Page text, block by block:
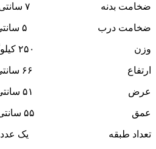
ضخامت بدنه ۷ سانتی‌متر
ضخامت درب ۵ سانتی‌متر
وزن ۲۵۰ کیلوگرم
ارتفاع ۶۶ سانتی‌متر
عرض ۵۱ سانتی‌متر
عمق ۵۵ سانتی‌متر
تعداد طبقه یک عدد